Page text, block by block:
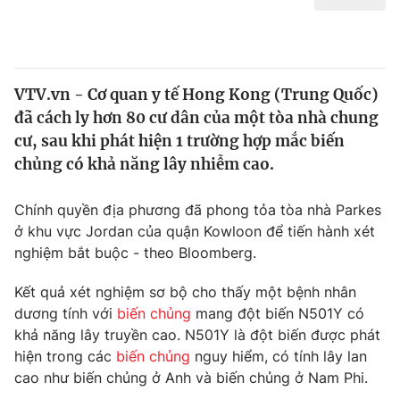
Thế giới
Tin tức
Câu chuyện quốc tế
Kinh tế
Tài chính
Thị trường
Góc doanh nghiệp
Dữ liệu và đời sống
Truyền hình
Phim VTV
Hậu trường
Nhân vật
Giải trí
Điện ảnh
Đời sống
VTV.vn - Cơ quan y tế Hong Kong (Trung Quốc)
đã cách ly hơn 80 cư dân của một tòa nhà chung
cư, sau khi phát hiện 1 trường hợp mắc biến
chủng có khả năng lây nhiễm cao.
Chính quyền địa phương đã phong tỏa tòa nhà Parkes
ở khu vực Jordan của quận Kowloon để tiến hành xét
nghiệm bắt buộc - theo Bloomberg.
Kết quả xét nghiệm sơ bộ cho thấy một bệnh nhân
dương tính với biến chủng mang đột biến N501Y có
khả năng lây truyền cao. N501Y là đột biến được phát
hiện trong các biến chủng nguy hiểm, có tính lây lan
cao như biến chủng ở Anh và biến chủng ở Nam Phi.